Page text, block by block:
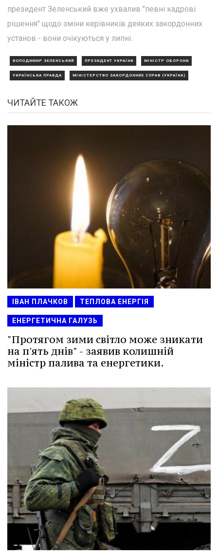
президент Зеленський вже ухвалив "певні кадрові
рішення" щодо зміни керівників деяких закордонних
установ - вони очікуються у липні.
ВОЛОДИМИР ЗЕЛЕНСЬКИЙ ПРЕЗИДЕНТ УКРАЇНИ МІНІСТР ОБОРОНИ
УКРАЇНСЬКА ПРАВДА МІНІСТЕРСТВО ЗАКОРДОННИХ СПРАВ (УКРАЇНА)
ЧИТАЙТЕ ТАКОЖ
ІВАН ПЛАЧКОВ ТЕПЛОВА ЕНЕРГІЯ
ЕНЕРГЕТИЧНА ГАЛУЗЬ
"Протягом зими світло може зникати
на п'ять днів" - заявив колишній
міністр палива та енергетики.